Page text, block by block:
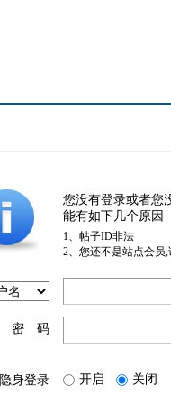
您没有登录或者您
能有如下几个原因
1、帖子ID非法
2、您还不是站点会员
密 码
隐身登录 开启 关闭